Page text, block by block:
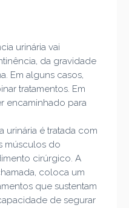
urinária vai
da gravidade
Em alguns casos,
tratamentos. Em
encaminhado para
urinária é tratada com
músculos do
cirúrgico. A
coloca um
que sustentam
de segurar